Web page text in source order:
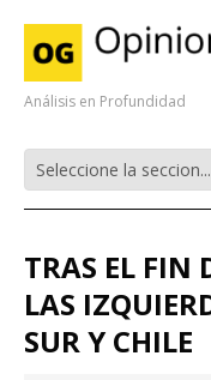
Análisis en Profundidad
TRAS EL FIN
LAS
SUR Y CHILE